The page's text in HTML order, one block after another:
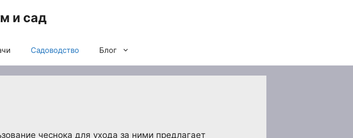
и сад
Садоводство Блог
чеснока для ухода за ними предлагает